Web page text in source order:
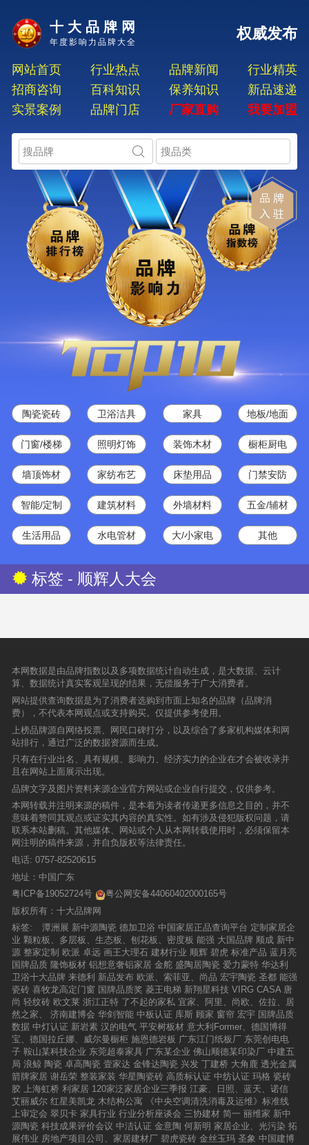
十大品牌网
年度影响力品牌大全
权威发布
网站首页 行业热点 品牌新闻
行业精英
招商咨询
百科知识 保养知识
新品速递
实景案例
品牌门店 厂家直购 我要加盟
陶瓷瓷砖 卫浴洁具 家具 地板/地面
门窗/楼梯 照明灯饰 装饰木材 橱柜厨电
墙顶饰材 家纺布艺 床垫用品 门禁安防
智能/定制 建筑材料 外墙材料 五金/辅材
生活用品 水电管材 大/小家电 其他
标签 - 顺辉人大会
本网数据是由品牌指数以及多项数据统计自动生成，是大数据、云计
算、数据统计真实客观呈现的结果，无偿服务于广大消费者。
网站提供查询数据是为了消费者选购到市面上知名的品牌（品牌消
费），不代表本网观点或支持购买。仅提供参考使用。
上榜品牌源自网络投票、网民口碑打分，以及综合了多家机构媒体和网
站排行，通过广泛的数据资源而生成。
只有在行业出名、具有规模、影响力、经济实力的企业在才会被收录并
且在网站上面展示出现。
品牌文字及图片资料来源企业官方网站或企业自行提交，仅供参考。
本网转载并注明来源的稿件，是本着为读者传递更多信息之目的，并不
意味着赞同其观点或证实其内容的真实性。如有涉及侵犯版权问题，请
联系本站删稿。其他媒体、网站或个人从本网转载使用时，必须保留本
网注明的稿件来源，并自负版权等法律责任。
电话: 0757-82520615
地址：中国广东
粤ICP备19052724号
粤公网安备44060402000165号
版权所有：十大品牌网
标签:
潭洲展 新中源陶瓷 德加卫浴 中国家居正品查询平台 定制家居企
业 颗粒板、多层板、生态板、刨花板、密度板 能强 大国品牌 顺成 新中
源 整家定制 欧派 卓远 画王大理石 建材行业 顺辉 碧虎 标准产品 蓝月亮
国牌品质 隆饰板材 铝想意奢铝家居 金舵 盛陶居陶瓷 爱力蒙特 华达利
卫浴十大品牌 来德利 新品发布 欧派、索菲亚、尚品 宏宇陶瓷 圣都 能强
瓷砖 喜牧龙高定门窗 国牌品质奖 菱王电梯 新翔星科技 VIRG CASA 唐
尚 轻纹砖 欧文莱 浙江正特 了不起的家私 宜家、阿里、尚欧、佐拉、居
然之家、
济南建博会 华剑智能 中板认证 库斯 顾家 窗帘 宏宇 国牌品质
数据 中灯认证 新岩素 汉的电气 平安树板材 意大利Former、德国博得
宝、德国拉丘娜、威尔曼橱柜 施恩德岩板 广东江门纸板厂 东莞创电电
子 鞍山某科技企业 东莞超泰家具 广东某企业 佛山顺德某印染厂 中建五
局 浪鲸 陶瓷 卓高陶瓷 壹家达 金锋达陶瓷 兴发 丁建桥 大角鹿 透光金属
箭牌家居 谢岳荣 整装家装 华星陶瓷砖 高质标认证 中纺认证 玛格 瓷砖
胶 上海虹桥 利家居 120家泛家居企业三季报 江豪、日照、蓝天、诺信
艾丽威尔 红星美凯龙 木结构公寓
《中央空调清洗消毒及运维》标准线
上审定会 翠贝卡 家具行业 行业分析座谈会 三协建材 简一 丽维家 新中
源陶瓷 科技成果评价会议 中洁认证 金意陶 何新明 家居企业、光污染 拓
展伟业 房地产项目公司、家居建材厂 碧虎瓷砖 金丝玉玛 圣象 中国建博